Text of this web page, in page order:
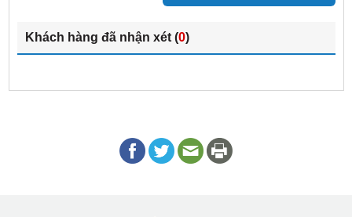
Khách hàng đã nhận xét (0)